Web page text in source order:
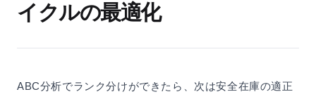
イクルの最適化
ABC分析でランク分けができたら、次は安全在庫の適正